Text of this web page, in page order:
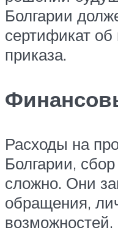
Болгарии
сертификат
приказа.
Расходы на
Болгарии,
сложно. Они
обращения,
возможностей.